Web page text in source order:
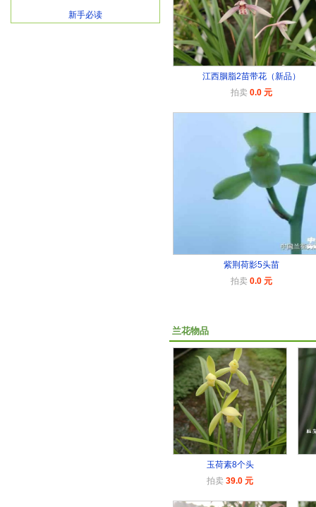
新手必读
江西胭脂2苗带花（新品）
拍卖 0.0 元
紫荆荷影5头苗
拍卖 0.0 元
兰花物品
玉荷素8个头
拍卖 39.0 元